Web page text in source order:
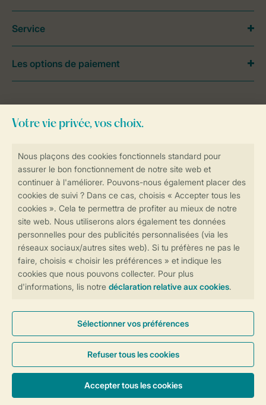
Plus d’infos et préférences
Réservations en ligne rapides et sécurisées
Transmission sécurisée des données
Paiement sécurisé
contactez notreContact Center.
Service
Les options de paiement
Conditions générales Privée
Cookies et bannières
© 2026 Landal